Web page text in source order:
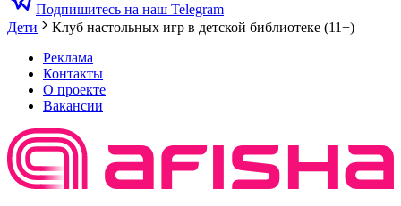
Подпишитесь на наш Telegram
Дети
Клуб настольных игр в детской библиотеке (11+)
Реклама
Контакты
О проекте
Вакансии